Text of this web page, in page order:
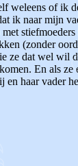
weleens of ik
ik naar mijn
(zonder
ze dat wel wil
En als ze
en haar vader